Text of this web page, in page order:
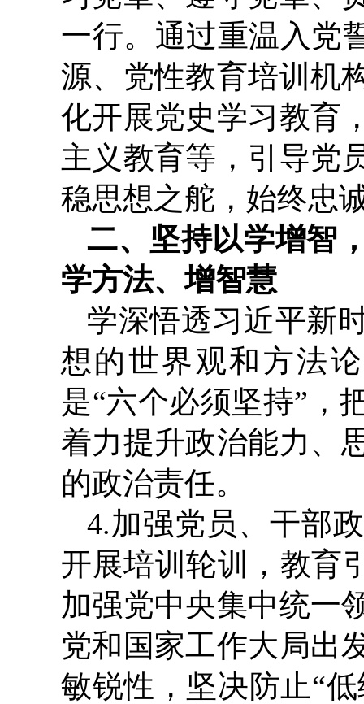
一行。通过重温入党
源、党性教育培训机
化开展党史学习教育
主义教育等，引导党
稳思想之舵，始终忠
二、坚持以学增智
学方法、增智慧
学深悟透习近平新
想的世界观和方法
是“六个必须坚持”，
着力提升政治能力、
的政治责任。
4.加强党员、干部
开展培训轮训，教育
加强党中央集中统一
党和国家工作大局出
敏锐性，坚决防止“